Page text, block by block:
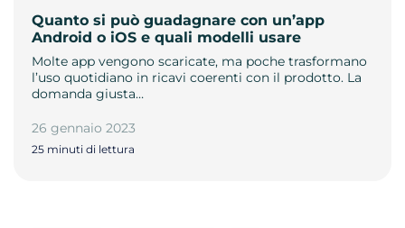
Quanto si può guadagnare con un’app
Android o iOS e quali modelli usare
Molte app vengono scaricate, ma poche trasformano
l’uso quotidiano in ricavi coerenti con il prodotto. La
domanda giusta…
26 gennaio 2023
25 minuti di lettura